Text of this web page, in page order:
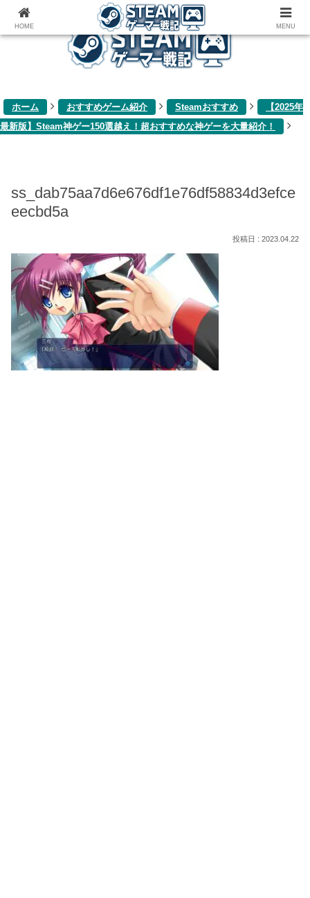
ゲーム関連雑記ブログ
ホーム おすすめゲーム紹介 Steamおすすめ
【2025年
最新版】Steam神ゲー150選越え！超おすすめな神ゲーを大量紹介！
ss_dab75aa7d6e676df1e76df58834d3efce
eecbd5a
2023.04.22
HOME MENU